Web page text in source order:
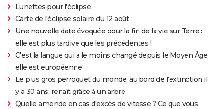
Lunettes pour l'éclipse
Carte de l'éclipse solaire du 12 août
Une nouvelle date évoquée pour la fin de la vie sur Terre :
elle est plus tardive que les précédentes !
C'est la langue qui a le moins changé depuis le Moyen Âge,
elle est européenne
Le plus gros perroquet du monde, au bord de l'extinction il
y a 30 ans, renaît grâce à un arbre
Quelle amende en cas d'excès de vitesse ? Ce que vous